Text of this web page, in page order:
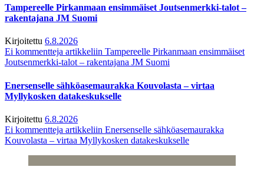
Tampereelle Pirkanmaan ensimmäiset Joutsenmerkki-talot –
rakentajana JM Suomi
Kirjoitettu 6.8.2026
Ei kommentteja artikkeliin Tampereelle Pirkanmaan ensimmäiset
Joutsenmerkki-talot – rakentajana JM Suomi
Enersenselle sähköasemaurakka Kouvolasta – virtaa
Myllykosken datakeskukselle
Kirjoitettu 6.8.2026
Ei kommentteja artikkeliin Enersenselle sähköasemaurakka
Kouvolasta – virtaa Myllykosken datakeskukselle